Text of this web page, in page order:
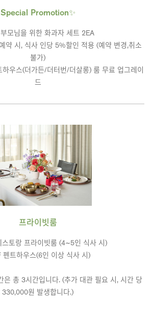
Special Promotion✨
부모님을 위한 화과자 세트 2EA
약 시, 식사 인당 5%할인 적용 (예약 변경,취소
불가)
하우스(더가든/더터번/더살롱) 룸 무료 업그레이
드
프라이빗룸
스토랑 프라이빗룸 (4~5인 식사 시)
펜트하우스(6인 이상 식사 시)
총 3시간입니다. (추가 대관 필요 시, 시간 당
330,000원 발생합니다.)